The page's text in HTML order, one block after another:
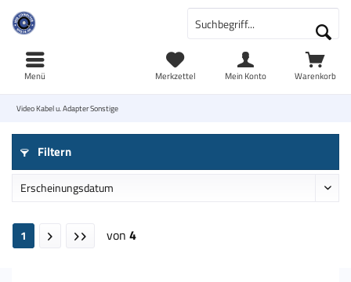
Warenkorb
Merkzettel Mein Konto
Menü
Video Kabel u. Adapter Sonstige
Filtern
1 von 4